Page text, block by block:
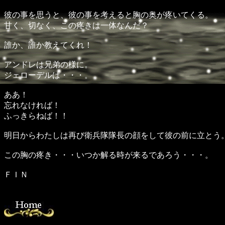
彼の事を思うと、彼の事を考えると胸の奥が疼いてくる。
甘く、切なく、この疼きは一体なんだ？
誰か、誰か教えてくれ！
アンドレは兄弟の様に。
ジェローデルは・・・。
ああ！
忘れなければ！
ふっきらねば！！
明日からわたしは再び衛兵隊隊長の顔をして彼の前に立とう
この胸の疼き・・・いつか解る時が来るであろう・・・。
ＦＩＮ